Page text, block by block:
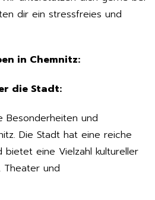
dir ein stressfreies und
in Chemnitz:
die Stadt:
Besonderheiten und
Die Stadt hat eine reiche
bietet eine Vielzahl kultureller
und